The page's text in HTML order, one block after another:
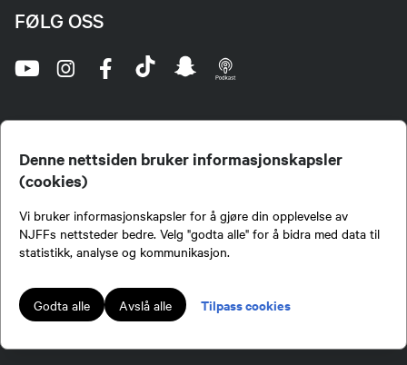
Denne nettsiden bruker informasjonskapsler
(cookies)
Vi bruker informasjonskapsler for å gjøre din opplevelse av
NJFFs nettsteder bedre. Velg "godta alle" for å bidra med data til
statistikk, analyse og kommunikasjon.
Godta alle Avslå alle Tilpass cookies
FØLG OSS
jegere og sportsfiskere og et av de viktigste miljøene for formidling av kunnskap om jakt og
fiske i Norge. Vi er en partipolitisk nøytral organisasjon, men har et sterkt jakt-, fiske-, og
naturpolitisk engasjement i mange saker.
Lokalforeninger tilsluttet Norges Jeger- og Fiskerforbund har ansvar for innhold de
publiserer på njff.no.